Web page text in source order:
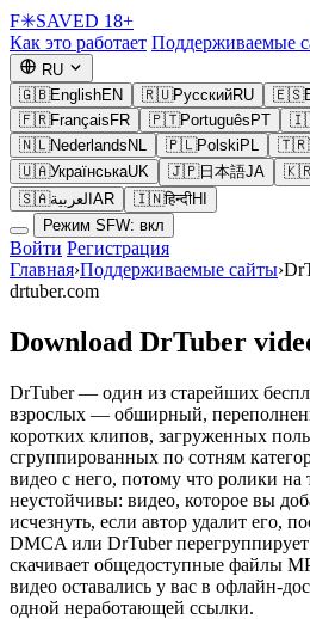
F✳SAVED 18+
Как это работает Поддерживаемые
RU
🇬🇧EnglishEN 🇷🇺РусскийRU 🇪🇸
🇫🇷Français FR 🇵🇹Português PT
🇳🇱Nederlands NL 🇵🇱Polski PL 🇹🇷
🇺🇦УкраїнськаUK 🇯🇵日本語JA
🇸🇦العربية AR 🇮🇳हिन्दीHI
Режим SFW: вкл
Войти Регистрация
Главная›Поддерживаемые сайты›
drtuber.com
Download DrTuber
DrTuber — один из старейших
взрослых — обширный,
коротких клипов, загруженных
сгруппированных по сотням
видео с него, потому что ролики на
неустойчивы: видео, которое вы
исчезнуть, если автор удалит его,
DMCA или DrTuber
скачивает общедоступные файлы
видео оставались у вас в офлайн-
одной неработающей ссылки.